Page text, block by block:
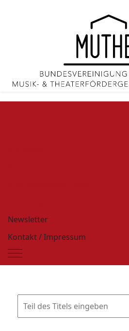
Newsletter
Kontakt / Impressum
Mobile Menu Toggle